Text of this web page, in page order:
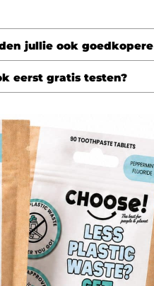
jullie ook goedkopere
eerst gratis testen?